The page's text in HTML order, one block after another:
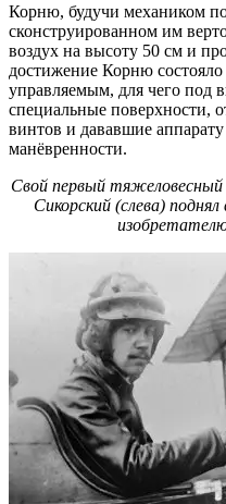
Корню, будучи механиком
сконструированном им
воздух на высоту 50 см и
достижение Корню
управляемым, для чего под
специальные поверхности,
винтов и дававшие
манёвренности.
Свой первый тяжеловесный
Сикорский (слева)